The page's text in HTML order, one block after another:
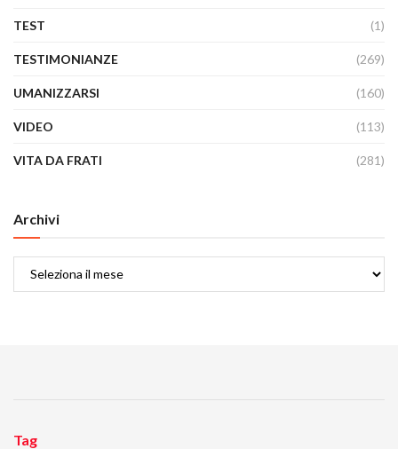
TEST (1)
TESTIMONIANZE (269)
UMANIZZARSI (160)
VIDEO (113)
VITA DA FRATI (281)
Archivi
Tag